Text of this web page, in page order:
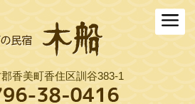
香美町香住区訓谷383-1